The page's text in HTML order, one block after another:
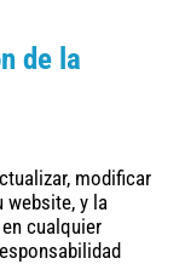
de la
modificar
y la
cualquier